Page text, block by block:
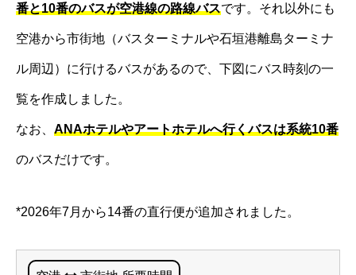
番と10番のバスが空港線の路線バスです。それ以外にも
空港から市街地（バスターミナルや石垣港離島ターミナ
ル周辺）に行けるバスがあるので、下図にバス時刻の一
覧を作成しました。
なお、 ANAホテルやアートホテルへ行くバスは系統10番
のバスだけです。
*2026年7月から14番の直行便が追加されました。